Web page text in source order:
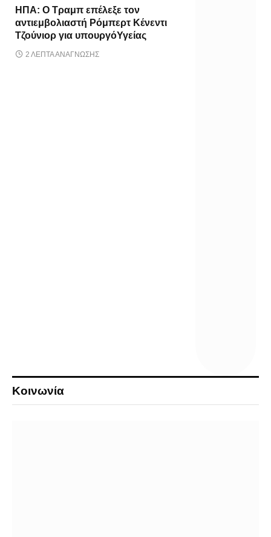
ΗΠΑ: Ο Τραμπ επέλεξε τον
αντιεμβολιαστή Ρόμπερτ Κένεντι
Τζούνιορ για υπουργόΥγείας
2 ΛΕΠΤΆ ΑΝΆΓΝΩΣΗΣ
Κοινωνία